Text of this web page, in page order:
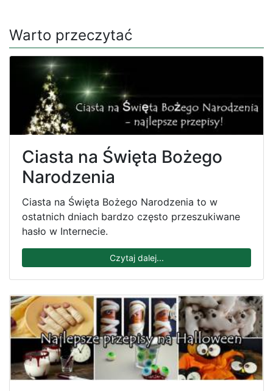
Warto przeczytać
Ciasta na Święta Bożego
Narodzenia
Ciasta na Święta Bożego Narodzenia to w
ostatnich dniach bardzo często przeszukiwane
hasło w Internecie.
Czytaj dalej...